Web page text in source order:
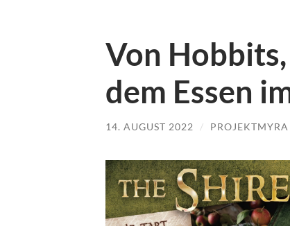
Von
dem Essen
14. AUGUST 2022 / PROJEKTMYRA